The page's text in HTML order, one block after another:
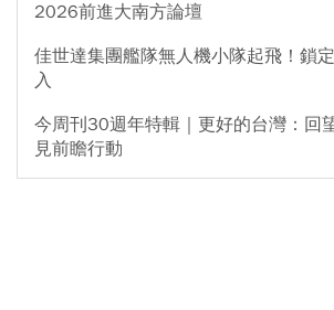
2026前進大南方論壇
佳世達集團艦隊無人機小隊起飛！鎖
入
今周刊30週年特輯｜更好的台灣：回
見前瞻行動